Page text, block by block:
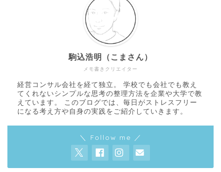
メモ書きクリエイター
駒込浩明（こまさん）
経営コンサル会社を経て独立。 学校でも会社でも教え
てくれないシンプルな思考の整理方法を企業や大学で教
えています。 このブログでは、毎日がストレスフリー
になる考え方や自身の実践をご紹介していきます。
＼ Follow me ／